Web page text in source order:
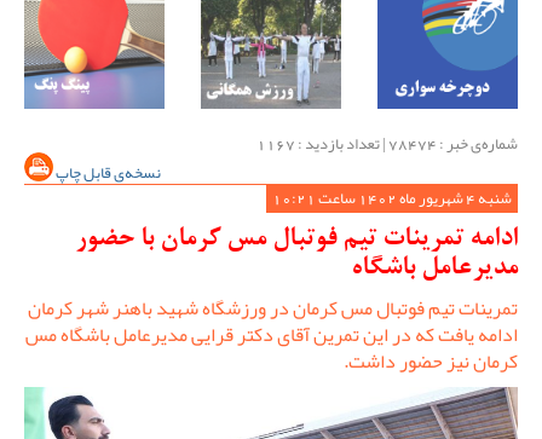
شماره‌ی خبر : ‌78474 | تعداد بازدید : 1167
نسخه‌ی قابل چاپ
شنبه 4 شهریور ماه 1402 ساعت 10:21
ادامه تمرینات تیم فوتبال مس کرمان با حضور
مدیرعامل باشگاه
تمرینات تیم فوتبال مس کرمان در ورزشگاه شهید باهنر شهر کرمان
ادامه یافت که در این تمرین آقای دکتر قرایی مدیرعامل باشگاه مس
کرمان نیز حضور داشت.